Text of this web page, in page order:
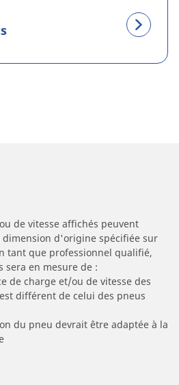
de vitesse affichés peuvent
d'origine spécifiée sur
tant que professionnel qualifié,
sera en mesure de :
de charge et/ou de vitesse des
différent de celui des pneus
du pneu devrait être adaptée à la